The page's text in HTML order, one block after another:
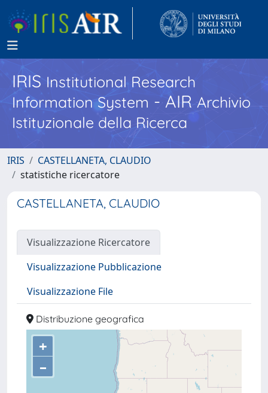
IRISInstitutional Research
Information System - AIR Archivio
Istituzionale della Ricerca
IRIS
CASTELLANETA, CLAUDIO
statistiche ricercatore
CASTELLANETA, CLAUDIO
Visualizzazione Ricercatore
Visualizzazione Pubblicazione
Visualizzazione File
Distribuzione geografica
+
–